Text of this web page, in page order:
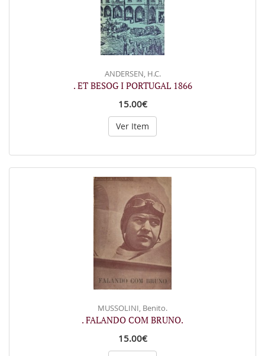
ANDERSEN, H.C.
. ET BESOG I PORTUGAL 1866
15.00€
Ver Item
MUSSOLINI, Benito.
. FALANDO COM BRUNO.
15.00€